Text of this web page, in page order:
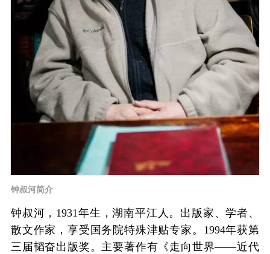
钟叔河简介
钟叔河，1931年生，湖南平江人。出版家、学者、
散文作家，享受国务院特殊津贴专家。1994年获第
三届韬奋出版奖。主要著作有《走向世界——近代